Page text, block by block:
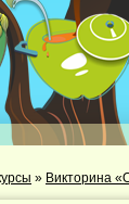
» Викторина